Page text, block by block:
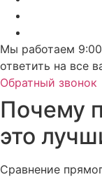
Мы работаем
ответить на все
Обратный звонок
Почему
это
Сравнение